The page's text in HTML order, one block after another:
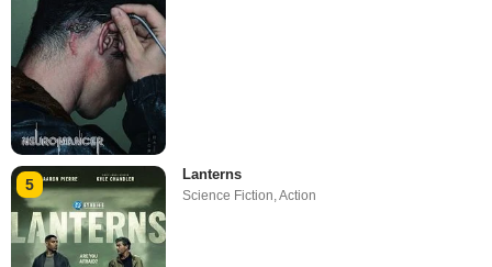
5
Lanterns
Science Fiction,Action